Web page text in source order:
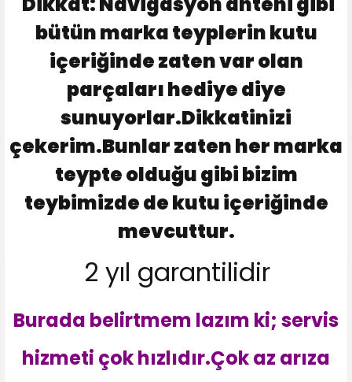
bütün marka teyplerin kutu
içeriğinde zaten var olan
parçaları hediye diye
sunuyorlar.Dikkatinizi
çekerim.Bunlar zaten her marka
teypte olduğu gibi bizim
teybimizde de kutu içeriğinde
mevcuttur.
2 yıl garantilidir
Burada belirtmem lazım ki; servis
hizmeti çok hızlıdır.Çok az arıza